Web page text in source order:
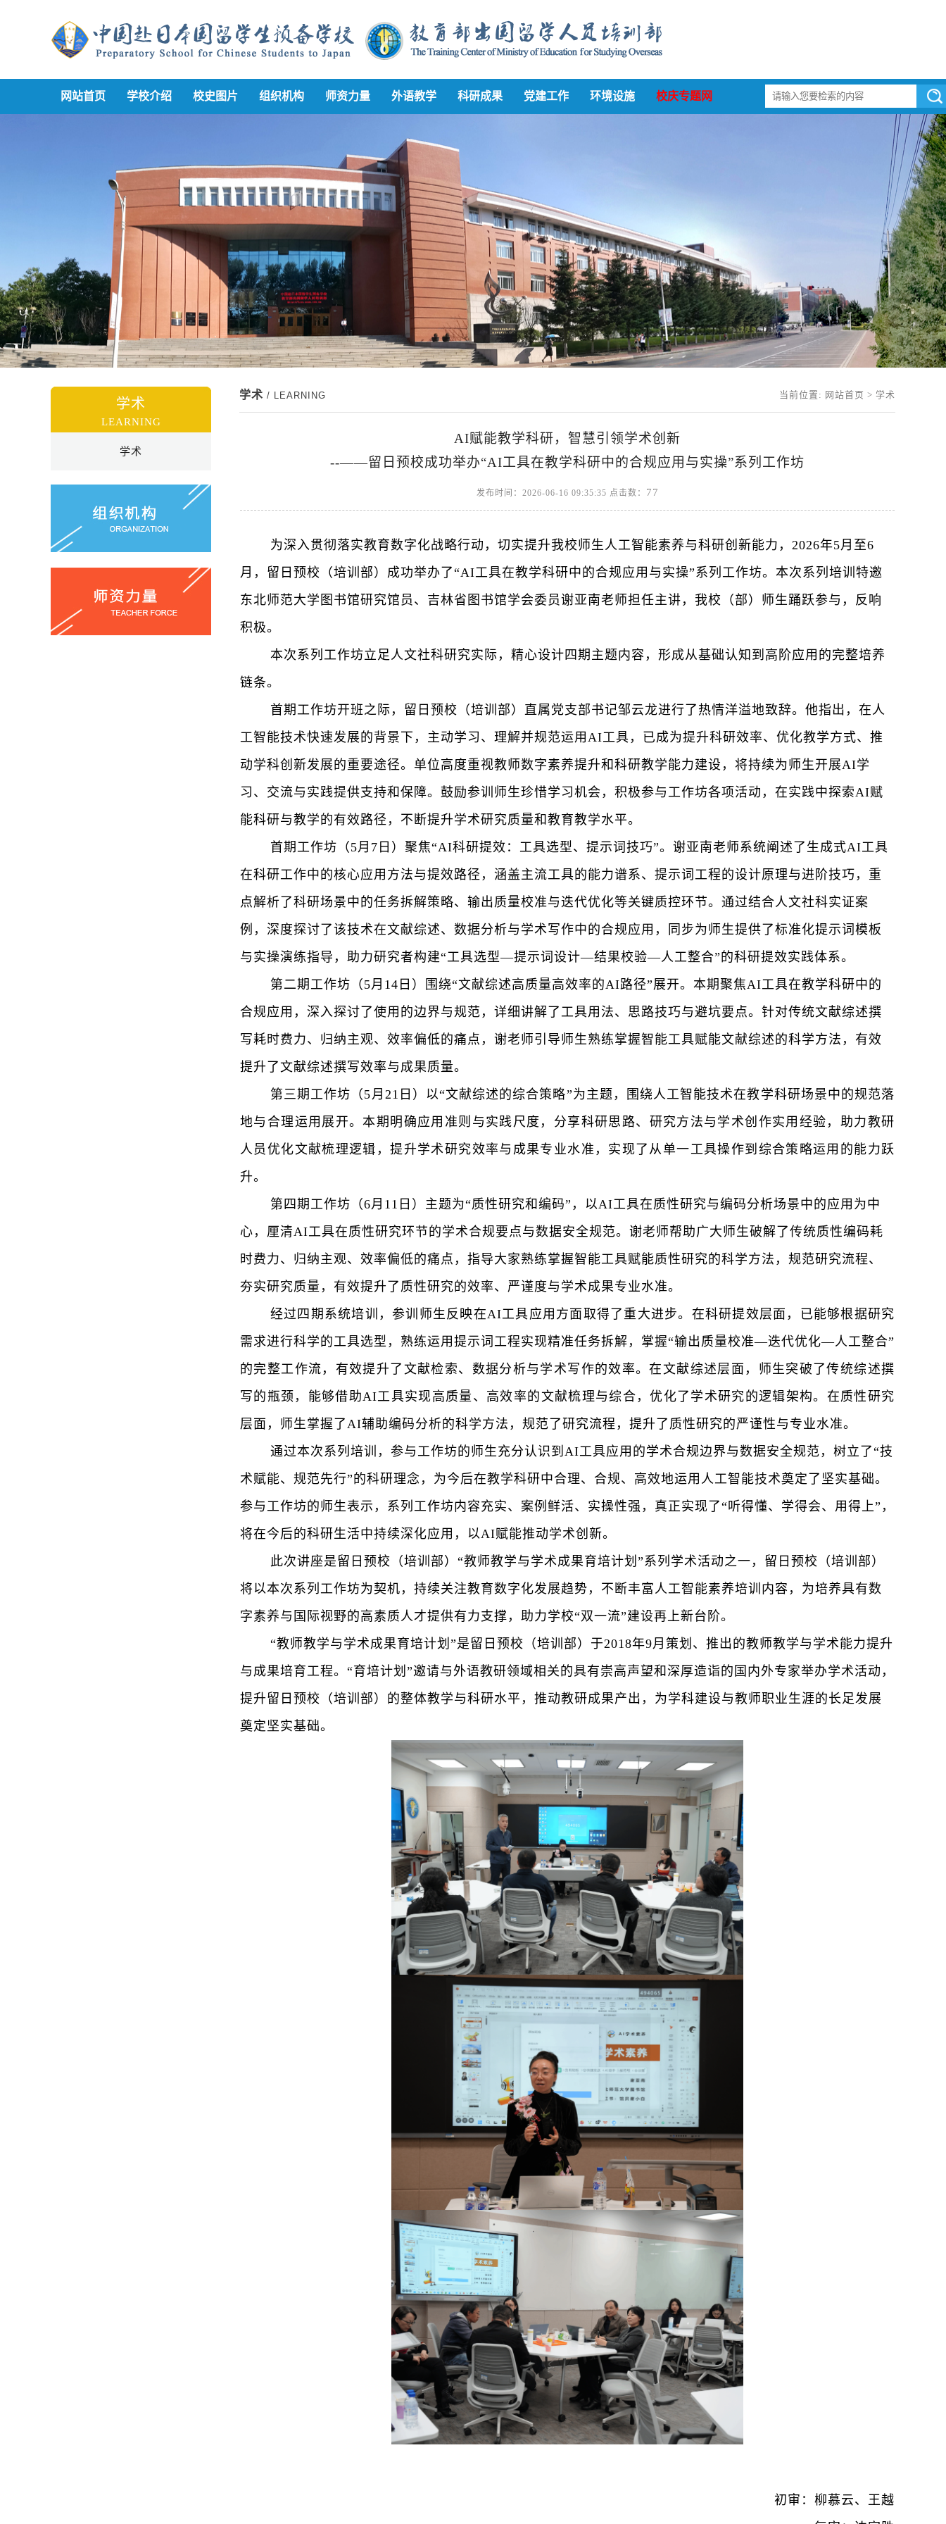
网站首页 学校介绍 校史图片 组织机构 师资力量 外语教学 科研成果 党建工作 环境设施 校庆专题网
学术
LEARNING
学术
学术 / LEARNING 当前位置: 网站首页 > 学术
AI赋能教学科研，智慧引领学术创新
--——留日预校成功举办“AI工具在教学科研中的合规应用与实操”系列工作坊
发布时间：2026-06-16 09:35:35 点击数： 77
为深入贯彻落实教育数字化战略行动，切实提升我校师生人工智能素养与科研创新能力， 2026年5月至6
月，留日预校（培训部）成功举办了“AI工具在教学科研中的合规应用与实操”系列工作坊。本次系列培训特邀
东北师范大学图书馆研究馆员 、 吉林省图书馆学会委员谢亚南老师担任主讲， 我校（部） 师生踊跃参与， 反响
积极。
本次系列工作坊立足人文社科研究实际，精心设计四期主题内容，形成从基础认知到高阶应用的完整培养
链条。
首期工作坊开班之际 ， 留日预校（培训部）直属党支部书记邹云龙进行了 热情洋溢地致辞。 他指出，在人
工智能技术快速发展的背景下，主动学习、理解并规范运用 AI工具，已成为提升科研效率、优化教学方式、推
动学科创新发展的重要途径。单位高度重视教师数字素养提升和科研教学能力建设，将持续为师生开展AI学
习、交流与实践提供支持和保障。鼓励参训师生珍惜学习机会，积极参与工作坊各项活动，在实践中探索AI赋
能科研与教学的有效路径，不断提升学术研究质量和教育教学水平。
首期工作坊 （ 5月7日 ） 聚焦“AI科研提效：工具选型、提示词技巧”。谢亚南老师系统阐述了生成式AI工具
在科研工作中的核心应用方法与提效路径，涵盖主流工具的能力谱系、提示词工程的设计原理与进阶技巧，重
点解析了科研场景中的任务拆解策略、输出质量校准与迭代优化等关键质控环节。通过结合人文社科实证案
例，深度探讨了该技术在文献综述、数据分析与学术写作中的合规应用，同步为师生提供了标准化提示词模板
与实操演练指导，助力研究者构建“工具选型—提示词设计—结果校验—人工整合” 的科研提效实践体系。
第二期工作坊 （ 5月14日 ） 围绕“文献综述高质量高效率的AI路径”展开。本期聚焦AI工具在教学科研中的
合规应用，深入探讨了使用的边界与规范，详细讲解了工具用法、思路技巧与避坑要点。针对传统文献综述撰
写耗时费力、归纳主观、效率偏低的痛点，谢老师引导师生熟练掌握智能工具赋能文献综述的科学方法，有效
提升了文献综述撰写效率与成果质量。
第三期工作坊 （ 5月21日 ） 以“文献综述的综合策略”为主题， 围绕人工智能技术在教学科研场景中的规范落
地与合理运用 展开。本期明确应用准则与实践尺度，分享科研思路、研究方法与学术创作实用经验，助力教研
人员优化文献梳理逻辑，提升学术研究效率与成果专业水准，实现了从单一工具操作到综合策略运用的能力跃
升。
第四期工作坊 （6月11日 ） 主题为“质性研究和编码”， 以AI工具在质性研究与编码分析场景中的应用 为中
心 ，厘清AI工具在质性研究环节的学术合规要点与数据安全规范。谢老师帮助广大师生破解了传统质性编码耗
时费力、归纳主观、效率偏低的痛点，指导大家熟练掌握智能工具赋能质性研究的科学方法，规范研究流程、
夯实研究质量，有效提升了质性研究的效率、严谨度与学术成果专业水准。
经过四期系统培训， 参训师生反映在AI工具应用方面取得了 重大进步。在科研提效层面，已能够根据研究
需求进行科学的工具选型，熟练运用提示词工程实现精准任务拆解，掌握“输出质量校准—迭代优化—人工整合”
的完整工作流，有效提升了文献检索、数据分析与学术写作的效率。在文献综述层面，师生突破了传统综述撰
写的瓶颈，能够借助AI工具实现高质量、高效率的文献梳理与综合，优化了学术研究的逻辑架构。在质性研究
层面，师生掌握了AI辅助编码分析的科学方法，规范了研究流程，提升了质性研究的严谨性与专业水准。
通过本次系列培训， 参与工作坊的师生充分认识到 AI工具应用的学术合规边界与数据安全规范，树立了“技
术赋能、规范先行” 的科研理念，为今后在教学科研中合理、合规、高效地运用人工智能技术奠定了坚实基础。
参与工作坊的师生表示，系列工作坊内容充实、案例鲜活、实操性强，真正实现了“听得懂、学得会、用得上” ，
将在今后的科研生活中持续深化应用，以AI赋能推动学术创新。
此次讲座是留日预校（培训部） “教师教学与学术成果育培计划”系列学术活动之一， 留日预校（培训部）
将以本次系列工作坊为契机，持续关注教育数字化发展趋势，不断丰富人工智能素养培训内容，为培养具有数
字素养与国际视野的高素质人才提供有力支撑，助力学校“双一流”建设再上新台阶。
“教师教学与学术成果育培计划”是留日预校（培训部）于2018年9月策划、推出的教师教学与学术能力提升
与成果培育工程。“育培计划”邀请与外语教研领域相关的具有崇高声望和深厚造诣的国内外专家举办学术活动，
提升留日预校（培训部）的整体教学与科研水平，推动教研成果产出，为学科建设与教师职业生涯的长足发展
奠定坚实基础。
初审：柳慕云、王越